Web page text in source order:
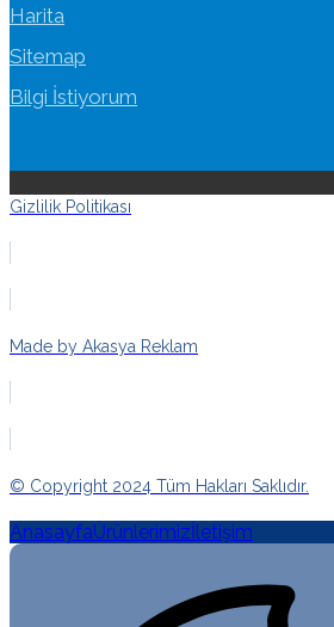
Harita
Sitemap
Bilgi İstiyorum
Gizlilik Politikası
Made by Akasya Reklam
© Copyright 2024 Tüm Hakları Saklıdır.
AnasayfaÜrünlerimizİletişim